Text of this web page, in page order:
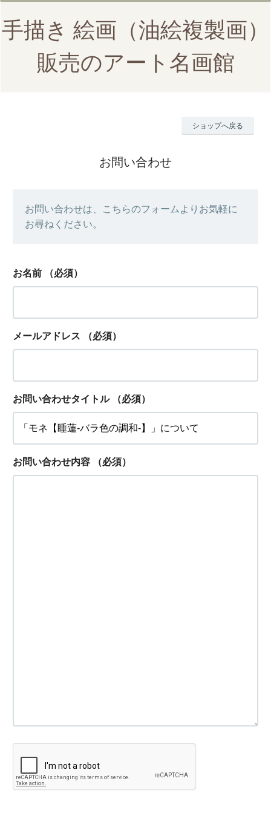
手描き 絵画（油絵複製画）
販売のアート名画館
ショップへ戻る
お問い合わせ
お問い合わせは、こちらのフォームよりお気軽に
お尋ねください。
お名前 （必須）
メールアドレス （必須）
お問い合わせタイトル （必須）
お問い合わせ内容 （必須）